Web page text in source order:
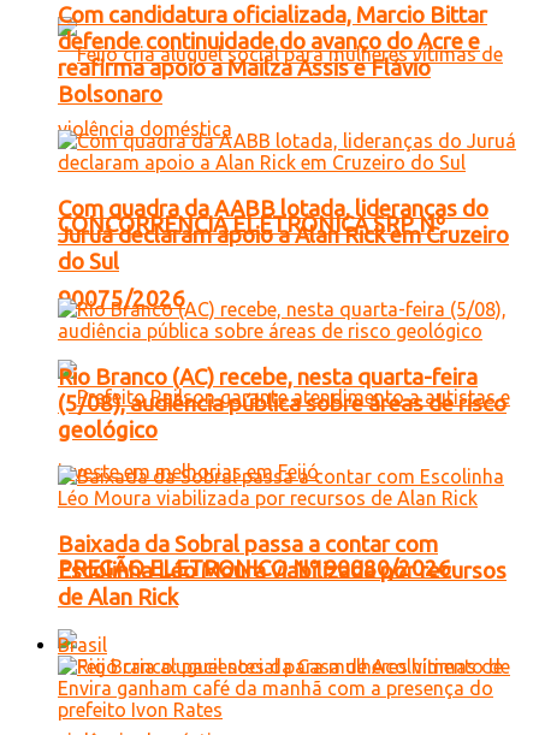
CONCORRENCIA ELETRONICA SRP Nº
90075/2026
PREGÃO ELETRONICO Nº 90080/2026
Com candidatura oficializada, Marcio Bittar
defende continuidade do avanço do Acre e
reafirma apoio a Mailza Assis e Flávio
Bolsonaro
Com quadra da AABB lotada, lideranças do
Juruá declaram apoio a Alan Rick em Cruzeiro
do Sul
Rio Branco (AC) recebe, nesta quarta-feira
(5/08), audiência pública sobre áreas de risco
geológico
Baixada da Sobral passa a contar com
Escolinha Léo Moura viabilizada por recursos
de Alan Rick
Brasil